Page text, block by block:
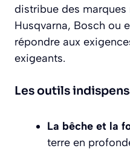
distribue des marques
Husqvarna, Bosch ou
répondre aux
exigeants.
Les outils
La bêche et la
terre en